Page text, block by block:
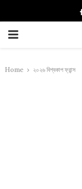
PRIMARY
Home ২০২৬ বিশ্বকাপ ফ্রান্স